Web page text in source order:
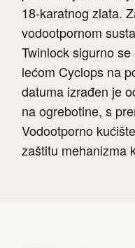
18-karatnog zlata.
vodootpornom
Twinlock sigurno
lećom Cyclops na
datuma izrađen je
na ogrebotine, s
Vodootporno
zaštitu mehanizma